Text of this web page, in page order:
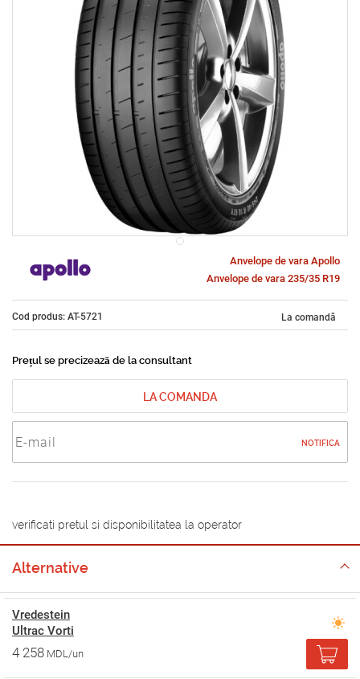
Anvelope de vara Apollo
Anvelope de vara 235/35 R19
Cod produs: AT-5721 La comandă
Prețul se precizează de la consultant
LA COMANDA
NOTIFICA
verificati pretul si disponibilitatea la operator
Alternative
Vredestein
Ultrac Vorti
4 258 MDL/un